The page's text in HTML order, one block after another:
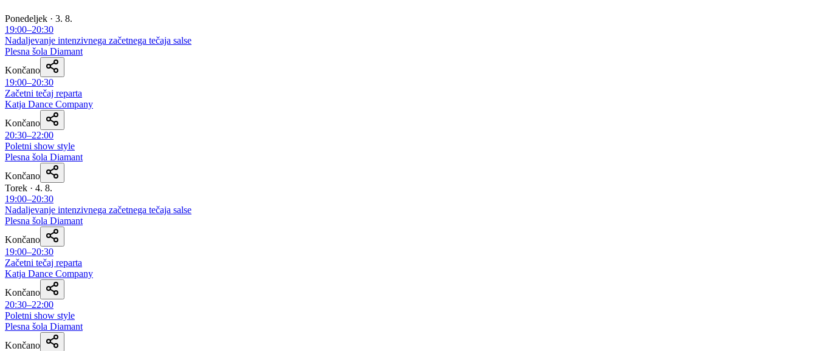
Ponedeljek · 3. 8.
19:00–20:30
Nadaljevanje intenzivnega začetnega tečaja salse
Plesna šola Diamant
Končano
19:00–20:30
Začetni tečaj reparta
Katja Dance Company
Končano
20:30–22:00
Poletni show style
Plesna šola Diamant
Končano
Torek · 4. 8.
19:00–20:30
Nadaljevanje intenzivnega začetnega tečaja salse
Plesna šola Diamant
Končano
19:00–20:30
Začetni tečaj reparta
Katja Dance Company
Končano
20:30–22:00
Poletni show style
Plesna šola Diamant
Končano